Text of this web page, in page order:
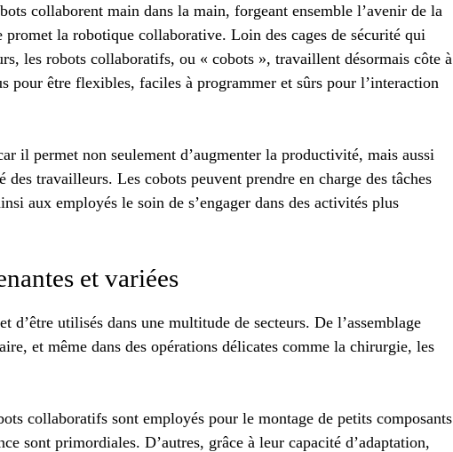
collaborent main dans la main, forgeant ensemble l’avenir de la
promet la robotique collaborative. Loin des cages de sécurité qui
les robots collaboratifs, ou « cobots », travaillent désormais côte à
pour être flexibles, faciles à programmer et sûrs pour l’interaction
il permet non seulement d’augmenter la productivité, mais aussi
des travailleurs. Les cobots peuvent prendre en charge des tâches
aux employés le soin de s’engager dans des activités plus
et variées
d’être utilisés dans une multitude de secteurs. De l’assemblage
et même dans des opérations délicates comme la chirurgie, les
collaboratifs sont employés pour le montage de petits composants
sont primordiales. D’autres, grâce à leur capacité d’adaptation,